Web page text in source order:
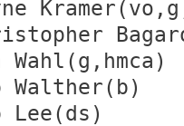
Wahl(g,hmca)
Walther(b)
Lee(ds)